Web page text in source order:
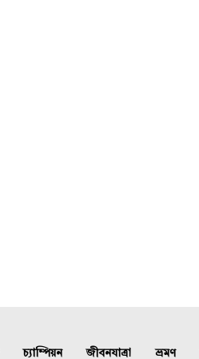
চ্যাম্পিয়ন জীবনযাত্রা ভ্রমণ